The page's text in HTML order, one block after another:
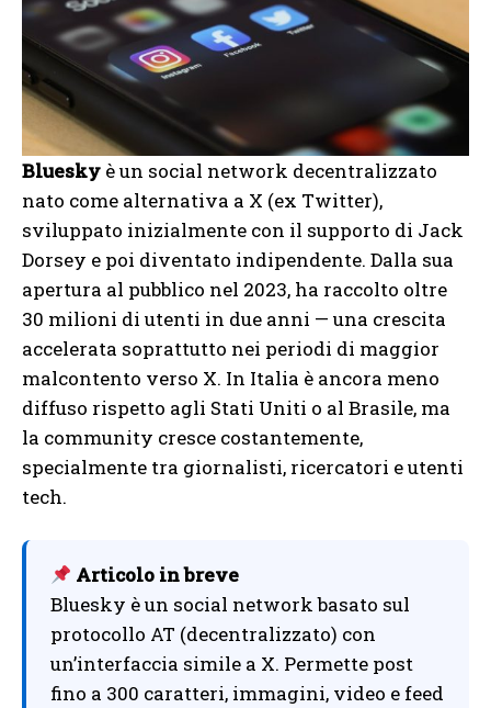
Bluesky è un social network decentralizzato
nato come alternativa a X (ex Twitter),
sviluppato inizialmente con il supporto di Jack
Dorsey e poi diventato indipendente. Dalla sua
apertura al pubblico nel 2023, ha raccolto oltre
30 milioni di utenti in due anni — una crescita
accelerata soprattutto nei periodi di maggior
malcontento verso X. In Italia è ancora meno
diffuso rispetto agli Stati Uniti o al Brasile, ma
la community cresce costantemente,
specialmente tra giornalisti, ricercatori e utenti
tech.
Articolo in breve
Bluesky è un social network basato sul
protocollo AT (decentralizzato) con
un’interfaccia simile a X. Permette post
fino a 300 caratteri, immagini, video e feed